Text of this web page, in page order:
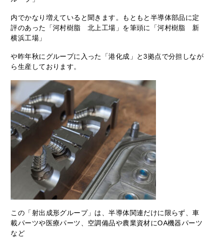
内でかなり増えていると聞きます。もともと半導体部品に定
評のあった「河村樹脂 北上工場」を筆頭に「河村樹脂 新
横浜工場」
や昨年秋にグループに入った「港化成」と3拠点で分担しなが
ら生産しております。
この「射出成形グループ」は、半導体関連だけに限らず、車
載パーツや医療パーツ、空調備品や農業資材にOA機器パーツ
など